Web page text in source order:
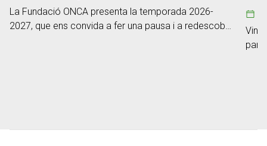
La Fundació ONCA presenta la temporada 2026-
2027, que ens convida a fer una pausa i a redescobrir
Vint-